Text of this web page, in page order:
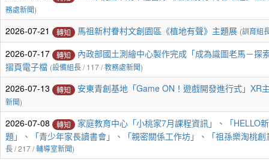
務處新聞)
2026-07-21 轉知 馬祖新村眷村文創園區《植地有聲》主題展 (訓育組
2026-07-17 轉知
內政部國土測繪中心製作完成「成為識圖老馬－探
摺頁電子檔 (設備組長/ 117 /教務處新聞)
2026-07-13 轉知 安東青創基地「Game ON！遊戲開發進行式」XR
新聞)
2026-07-08 轉知
家庭教育中心「小桃家7月課程資訊」、「HELLO
題」、「青少年家長讀書會」、「親密關係工作坊」、「祖孫樂淘桃
長/ 217 /輔導室新聞)